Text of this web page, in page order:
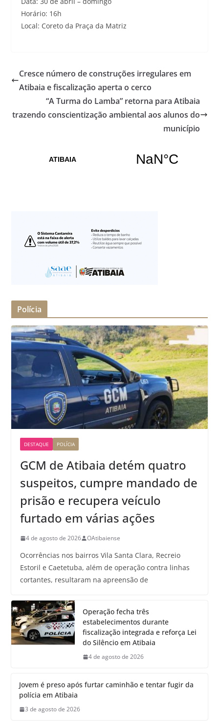
Horário: 16h
Local: Coreto da Praça da Matriz
Cresce número de construções irregulares em
Atibaia e fiscalização aperta o cerco
“A Turma do Lamba” retorna para Atibaia
trazendo conscientização ambiental aos alunos do
município
Polícia
DESTAQUE POLÍCIA
GCM de Atibaia detém quatro
suspeitos, cumpre mandado de
prisão e recupera veículo
furtado em várias ações
4 de agosto de 2026 OAtibaiense
Ocorrências nos bairros Vila Santa Clara, Recreio
Estoril e Caetetuba, além de operação contra linhas
cortantes, resultaram na apreensão de
Operação fecha três
estabelecimentos durante
fiscalização integrada e reforça Lei
do Silêncio em Atibaia
4 de agosto de 2026
Jovem é preso após furtar caminhão e tentar fugir da
polícia em Atibaia
3 de agosto de 2026